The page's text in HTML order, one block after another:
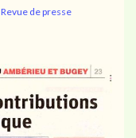
Revue de presse